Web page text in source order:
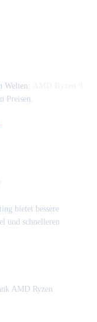
Welten:
Preisen.
bietet bessere
und schnelleren
AMD Ryzen